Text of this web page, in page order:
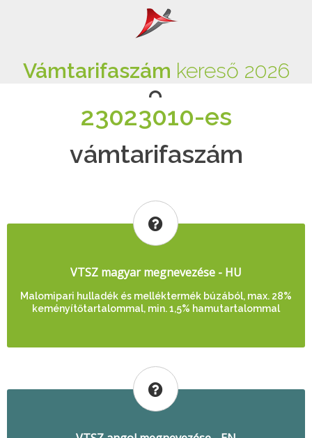
Vámtarifaszám kereső 2026
23023010-es
vámtarifaszám
VTSZ magyar megnevezése - HU
Malomipari hulladék és melléktermék búzából, max. 28%
keményítőtartalommal, min. 1,5% hamutartalommal